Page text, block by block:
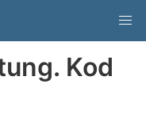
Kod